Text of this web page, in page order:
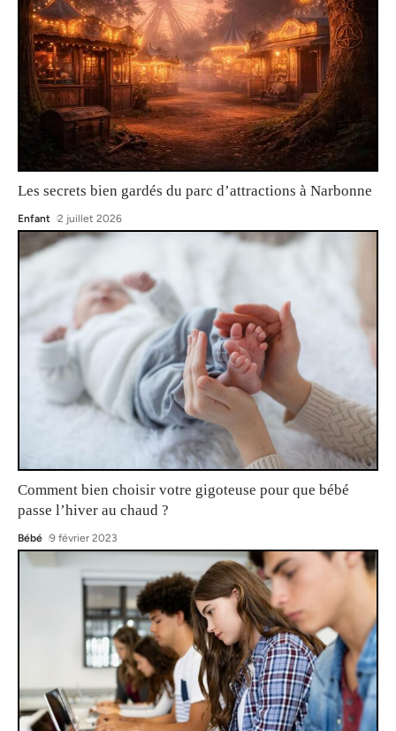
Les secrets bien gardés du parc d’attractions à Narbonne
Enfant 2 juillet 2026
Comment bien choisir votre gigoteuse pour que bébé
passe l’hiver au chaud ?
Bébé 9 février 2023